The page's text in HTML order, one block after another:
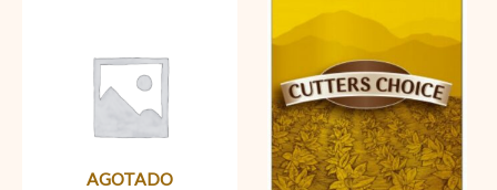
AGOTADO
Cutters
Choice
5
x
50
grs